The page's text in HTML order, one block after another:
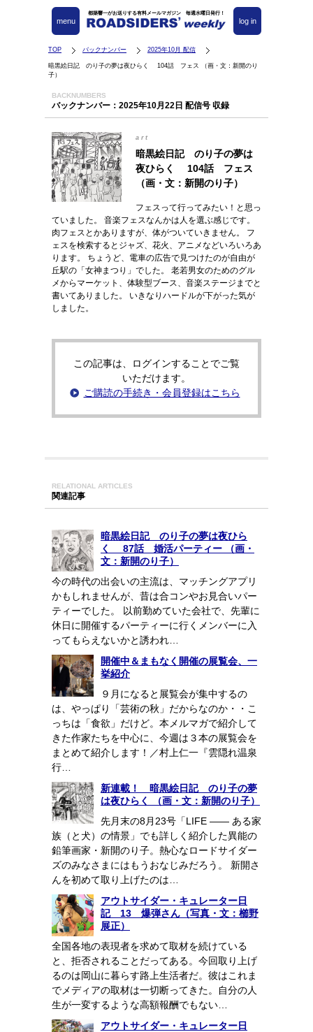
都築響一がお送りする有料メールマガジン 毎週水曜日発行！
log in
menu
TOP バックナンバー 2025年10月 配信
暗黒絵日記 のり子の夢は夜ひらく 104話 フェス （画・文：新開のり
子）
BACKNUMBERS
バックナンバー：2025年10月22日 配信号 収録
art
暗黒絵日記 のり子の夢は
夜ひらく 104話 フェス
（画・文：新開のり子）
フェスって行ってみたい！と思っ
ていました。 音楽フェスなんかは人を選ぶ感じです。
肉フェスとかありますが、体がついていきません。 フ
ェスを検索するとジャズ、花火、アニメなどいろいろあ
ります。 ちょうど、電車の広告で見つけたのが自由が
丘駅の「女神まつり」でした。 老若男女のためのグル
メからマーケット、体験型ブース、音楽ステージまでと
書いてありました。 いきなりハードルが下がった気が
しました。
この記事は、ログインすることでご覧
いただけます。
ご購読の手続き・会員登録はこちら
RELATIONAL ARTICLES
関連記事
暗黒絵日記 のり子の夢は夜ひら
く 87話 婚活パーティー （画・
文：新開のり子）
今の時代の出会いの主流は、マッチングアプリ
かもしれませんが、昔は合コンやお見合いパー
ティーでした。 以前勤めていた会社で、先輩に
休日に開催するパーティーに行くメンバーに入
ってもらえないかと誘われ…
開催中＆まもなく開催の展覧会、一
挙紹介
９月になると展覧会が集中するの
は、やっぱり「芸術の秋」だからなのか・・こ
っちは「食欲」だけど。本メルマガで紹介して
きた作家たちを中心に、今週は３本の展覧会を
まとめて紹介します！／村上仁一『雲隠れ温泉
行…
新連載！ 暗黒絵日記 のり子の夢
は夜ひらく （画・文：新開のり子）
先月末の8月23号「LIFE ―― ある家
族（と犬）の情景」でも詳しく紹介した異能の
鉛筆画家・新開のり子。熱心なロードサイダー
ズのみなさまにはもうおなじみだろう。 新開さ
んを初めて取り上げたのは…
アウトサイダー・キュレーター日
記 13 爆弾さん（写真・文：櫛野
展正）
全国各地の表現者を求めて取材を続けている
と、拒否されることだってある。今回取り上げ
るのは岡山に暮らす路上生活者だ。彼はこれま
でメディアの取材は一切断ってきた。自分の人
生が一変するような高額報酬でもない…
アウトサイダー・キュレーター日